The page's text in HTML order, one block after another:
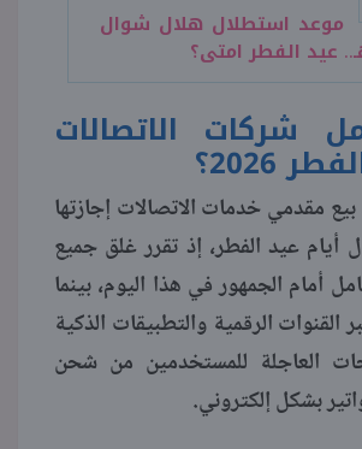
موعد استطلال هلال شوال
شركات الاتصالات
2026؟
بيع مقدمي خدمات الاتصالات إجازتها
أيام عيد الفطر، إذ تقرر غلق جميع
أمام الجمهور في هذا اليوم، بينما
القنوات الرقمية والتطبيقات الذكية
العاجلة للمستخدمين من شحن
بشكل إلكتروني.